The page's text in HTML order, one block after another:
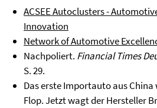
ACSEE Autoclusters -
Innovation
Network of Automotive
Nachpoliert. Financial Times
S. 29.
Das erste Importauto aus
Flop. Jetzt wagt der Hersteller